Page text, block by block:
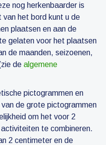
nog herkenbaarder is
van het bord kunt u de
plaatsen en aan de
gelaten voor het plaatsen
de maanden, seizoenen,
de algemene
pictogrammen en
de grote pictogrammen
om het voor 2
te combineren.
2 centimeter en de